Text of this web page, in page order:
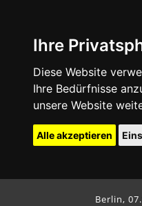
Ihre
Diese Website
Ihre Bedürfnisse
unsere Website
Alle akzeptieren
Berlin,